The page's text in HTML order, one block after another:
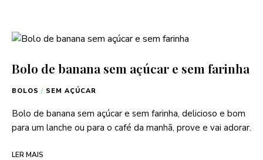
Bolo de banana sem açúcar e sem farinha
BOLOS / SEM AÇÚCAR
Bolo de banana sem açúcar e sem farinha, delicioso e bom
para um lanche ou para o café da manhã, prove e vai adorar.
LER MAIS